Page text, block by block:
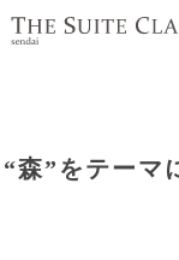
“森”をテーマ